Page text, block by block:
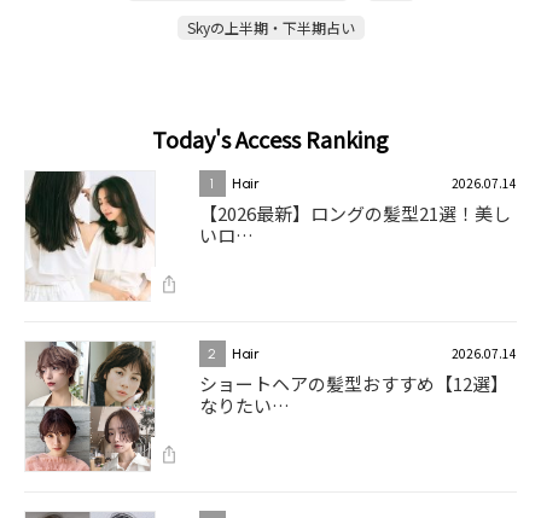
Skyの上半期・下半期占い
Today's Access Ranking
1 Hair 2026.07.14
【2026最新】ロングの髪型21選！美し
いロ…
2 Hair 2026.07.14
ショートヘアの髪型おすすめ【12選】
なりたい…